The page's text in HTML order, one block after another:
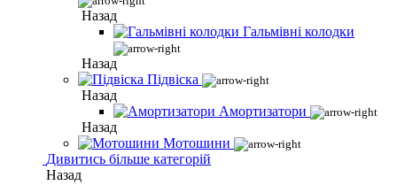
Назад
Гальмівні колодки
Назад
Підвіска
Назад
Амортизатори
Назад
Мотошини
Дивитись більше категорій
Назад